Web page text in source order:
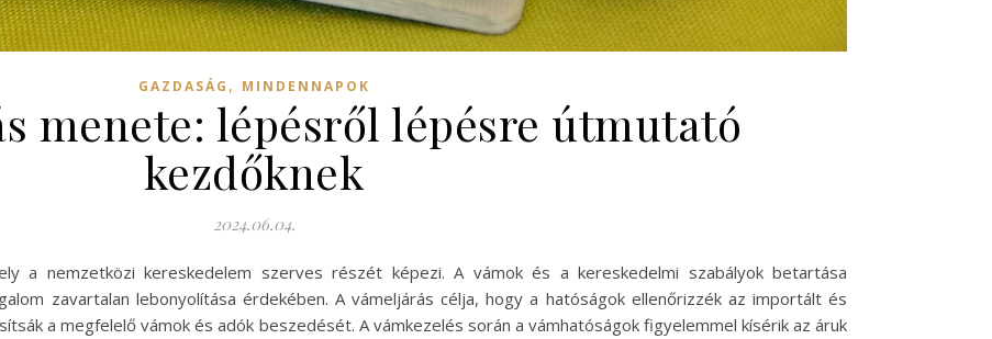
GAZDASÁG , MINDENNAPOK
menete: lépésről lépésre útmutató
kezdőknek
2024.06.04.
a nemzetközi kereskedelem szerves részét képezi. A vámok és a kereskedelmi szabályok betartása
zavartalan lebonyolítása érdekében. A vámeljárás célja, hogy a hatóságok ellenőrizzék az importált és
a megfelelő vámok és adók beszedését. A vámkezelés során a vámhatóságok figyelemmel kísérik az áruk